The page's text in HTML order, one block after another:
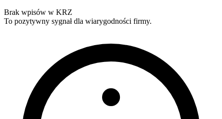
Brak wpisów w KRZ
To pozytywny sygnał dla wiarygodności firmy.